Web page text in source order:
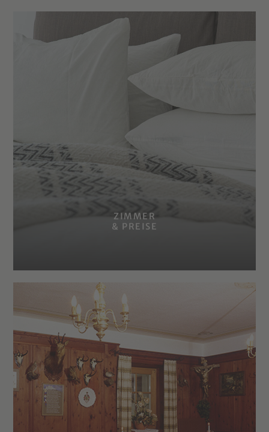
ZIMMER
& PREISE